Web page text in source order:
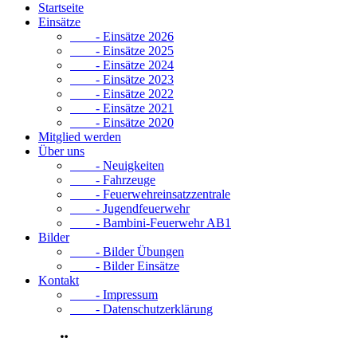
Startseite
Einsätze
- Einsätze 2026
- Einsätze 2025
- Einsätze 2024
- Einsätze 2023
- Einsätze 2022
- Einsätze 2021
- Einsätze 2020
Mitglied werden
Über uns
- Neuigkeiten
- Fahrzeuge
- Feuerwehreinsatzzentrale
- Jugendfeuerwehr
- Bambini-Feuerwehr AB1
Bilder
- Bilder Übungen
- Bilder Einsätze
Kontakt
- Impressum
- Datenschutzerklärung